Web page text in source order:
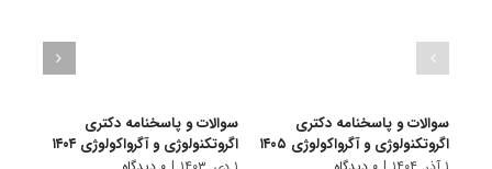
سوالات و پاسخنامه دکتری
اگروتکنولوژی و آگرواکولوژی ۱۴۰۵
سوالات و پاسخنامه دکتری
اگروتکنولوژی و آگرواکولوژی ۱۴۰۴